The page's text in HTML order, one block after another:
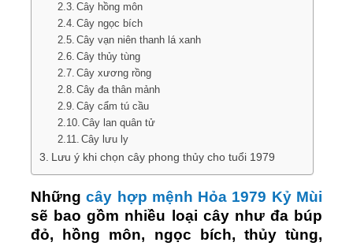
Cây hồng môn
Cây ngọc bích
Cây vạn niên thanh lá xanh
Cây thủy tùng
Cây xương rồng
Cây đa thân mảnh
Cây cẩm tú cầu
Cây lan quân tử
Cây lưu ly
Lưu ý khi chọn cây phong thủy cho tuổi 1979
Nhữngcây hợp mệnh Hỏa 1979 Kỷ Mùi
sẽ bao gồm nhiều loại cây như đa búp
đỏ, hồng môn, ngọc bích, thủy tùng,